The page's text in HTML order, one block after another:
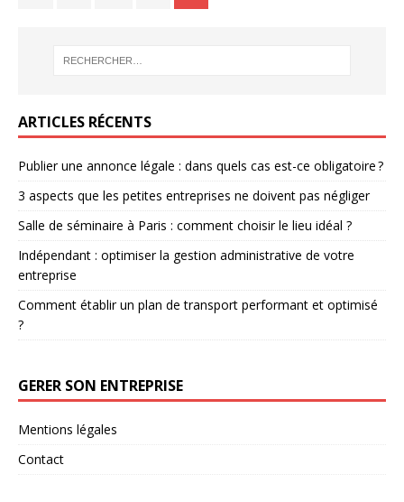
ARTICLES RÉCENTS
Publier une annonce légale : dans quels cas est-ce obligatoire ?
3 aspects que les petites entreprises ne doivent pas négliger
Salle de séminaire à Paris : comment choisir le lieu idéal ?
Indépendant : optimiser la gestion administrative de votre
entreprise
Comment établir un plan de transport performant et optimisé
?
GERER SON ENTREPRISE
Mentions légales
Contact